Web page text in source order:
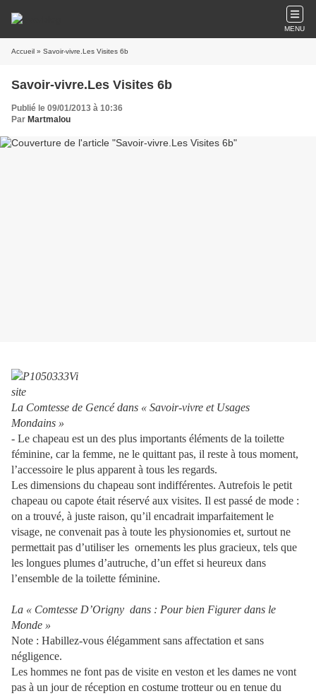
MENU
Accueil » Savoir-vivre.Les Visites 6b
Savoir-vivre.Les Visites 6b
Publié le 09/01/2013 à 10:36
Par Martmalou
La Comtesse de Gencé dans « Savoir-vivre et Usages
Mondains »
- Le chapeau est un des plus importants éléments de la toilette
féminine, car la femme, ne le quittant pas, il reste à tous moment,
l’accessoire le plus apparent à tous les regards.
Les dimensions du chapeau sont indifférentes. Autrefois le petit
chapeau ou capote était réservé aux visites. Il est passé de mode :
on a trouvé, à juste raison, qu’il encadrait imparfaitement le
visage, ne convenait pas à toute les physionomies et, surtout ne
permettait pas d’utiliser les ornements les plus gracieux, tels que
les longues plumes d’autruche, d’un effet si heureux dans
l’ensemble de la toilette féminine.
La « Comtesse D’Origny dans : Pour bien Figurer dans le
Monde »
Note : Habillez-vous élégamment sans affectation et sans
négligence.
Les hommes ne font pas de visite en veston et les dames ne vont
pas à un jour de réception en costume trotteur ou en tenue du